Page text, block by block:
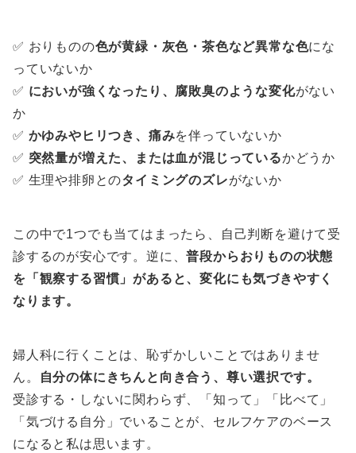
✅ おりものの色が黄緑・灰色・茶色など異常な色にな
っていないか
✅ においが強くなったり、腐敗臭のような変化がない
か
✅ かゆみやヒリつき、痛みを伴っていないか
✅ 突然量が増えた、または血が混じっているかどうか
✅ 生理や排卵とのタイミングのズレがないか
この中で1つでも当てはまったら、自己判断を避けて受
診するのが安心です。逆に、普段からおりものの状態
を「観察する習慣」があると、変化にも気づきやすく
なります。
婦人科に行くことは、恥ずかしいことではありませ
ん。
自分の体にきちんと向き合う、尊い選択です。
受診する・しないに関わらず、「知って」「比べて」
「気づける自分」でいることが、セルフケアのベース
になると私は思います。